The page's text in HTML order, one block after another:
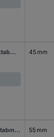
PFERD TOOLS 21001084 Frässtift Länge 45 mm Produktabmessung, Ø 6 mm Arbeits-Länge 5 mm Schaftdurchmesser 6 mm 45 mm
PFERD TOOLS 21001085 Frässtift Länge 55 mm Produktabmessung, Ø 6 mm Arbeits-Länge 18 mm Schaftdurchmesser 6 mm 55 mm